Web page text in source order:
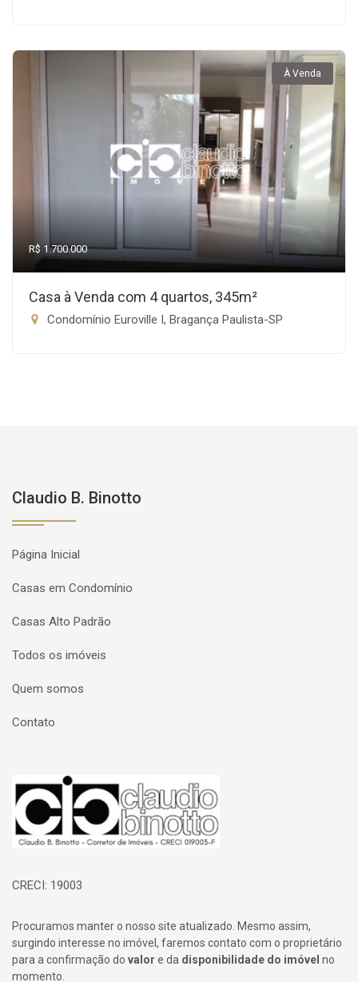
À Venda
R$ 1.700.000
Casa à Venda com 4 quartos, 345m²
Condomínio Euroville I, Bragança Paulista-SP
Claudio B. Binotto
Página Inicial
Casas em Condomínio
Casas Alto Padrão
Todos os imóveis
Quem somos
Contato
Página inicial
CRECI: 19003
Procuramos manter o nosso site atualizado. Mesmo assim,
surgindo interesse no imóvel, faremos contato com o proprietário
para a confirmação do valor e da disponibilidade do imóvel no
momento.